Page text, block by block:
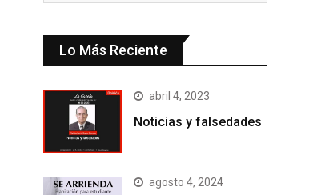
Lo Más Reciente
abril 4, 2023
Noticias y falsedades
agosto 4, 2024